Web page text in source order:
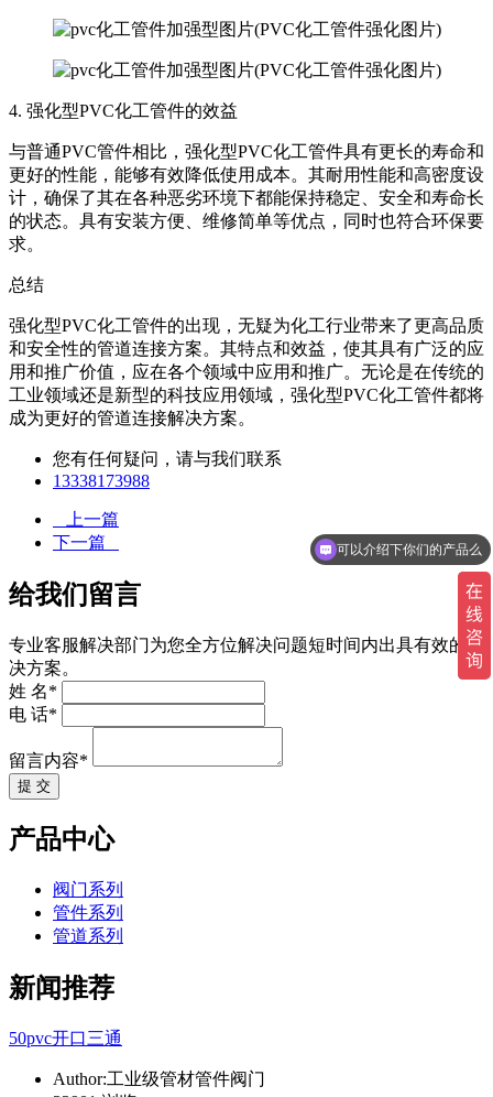
4. 强化型PVC化工管件的效益
与普通PVC管件相比，强化型PVC化工管件具有更长的寿命和
更好的性能，能够有效降低使用成本。其耐用性能和高密度设
计，确保了其在各种恶劣环境下都能保持稳定、安全和寿命长
的状态。具有安装方便、维修简单等优点，同时也符合环保要
求。
总结
强化型PVC化工管件的出现，无疑为化工行业带来了更高品质
和安全性的管道连接方案。其特点和效益，使其具有广泛的应
用和推广价值，应在各个领域中应用和推广。无论是在传统的
工业领域还是新型的科技应用领域，强化型PVC化工管件都将
成为更好的管道连接解决方案。
您有任何疑问，请与我们联系
13338173988
上一篇
下一篇
给我们留言
专业客服解决部门为您全方位解决问题短时间内出具有效的解
决方案。
姓 名*
电 话*
留言内容*
提 交
产品中心
阀门系列
管件系列
管道系列
新闻推荐
50pvc开口三通
Author:工业级管材管件阀门
可以介绍下你们的产品么